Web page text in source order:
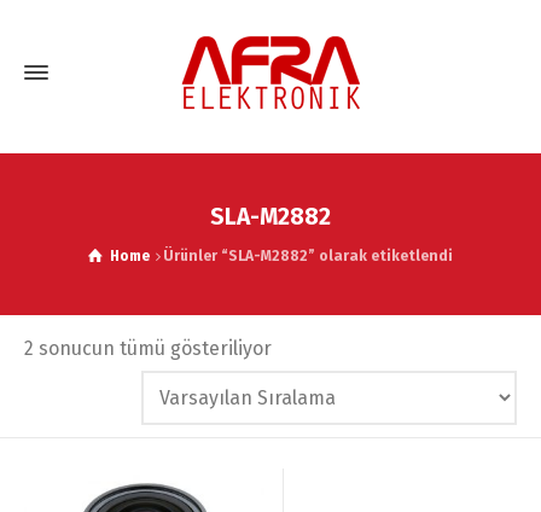
SLA-M2882
Home Ürünler “SLA-M2882” olarak etiketlendi
2 sonucun tümü gösteriliyor